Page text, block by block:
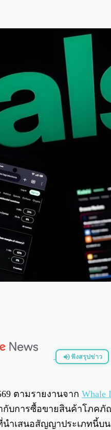
ฟังสรุปข่าว
ตามรายงานจาก Whale
บการซื้อขายสินค้าโภคภัณ
ำเสนอสัญญาประเภทนี้บ